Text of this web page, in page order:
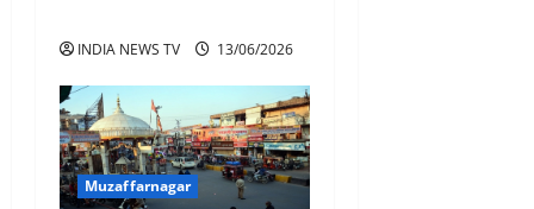
INDIA NEWS TV 13/06/2026
Muzaffarnagar